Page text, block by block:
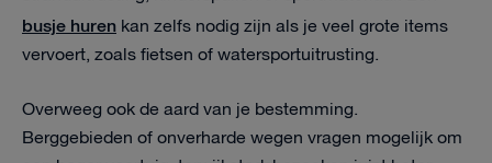
busje huren kan zelfs nodig zijn als je veel grote items
vervoert, zoals fietsen of watersportuitrusting.
Overweeg ook de aard van je bestemming.
Berggebieden of onverharde wegen vragen mogelijk om